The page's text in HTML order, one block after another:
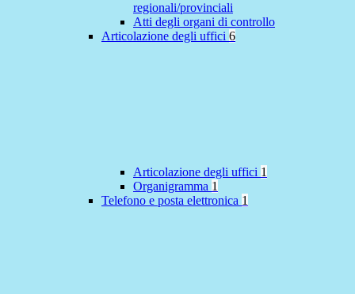
regionali/provinciali
Atti degli organi di controllo
Articolazione degli uffici 6
Articolazione degli uffici 1
Organigramma 1
Telefono e posta elettronica 1